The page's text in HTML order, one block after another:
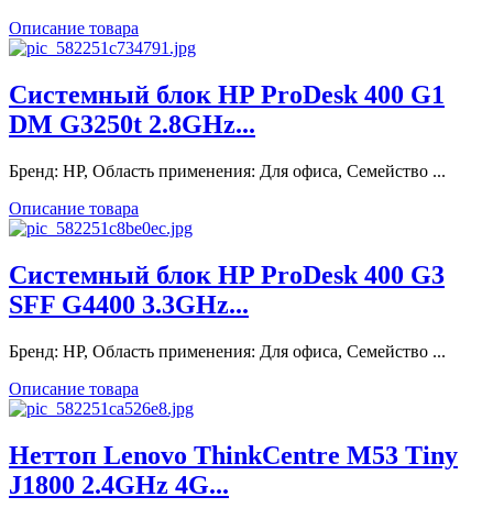
Описание товара
Системный блок HP ProDesk 400 G1
DM G3250t 2.8GHz...
Бренд: HP, Область применения: Для офиса, Семейство ...
Описание товара
Системный блок HP ProDesk 400 G3
SFF G4400 3.3GHz...
Бренд: HP, Область применения: Для офиса, Семейство ...
Описание товара
Неттоп Lenovo ThinkCentre M53 Tiny
J1800 2.4GHz 4G...